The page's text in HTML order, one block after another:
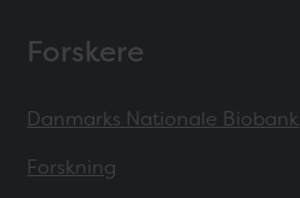
Forskere
Danmarks Nationale Biobank
Forskning